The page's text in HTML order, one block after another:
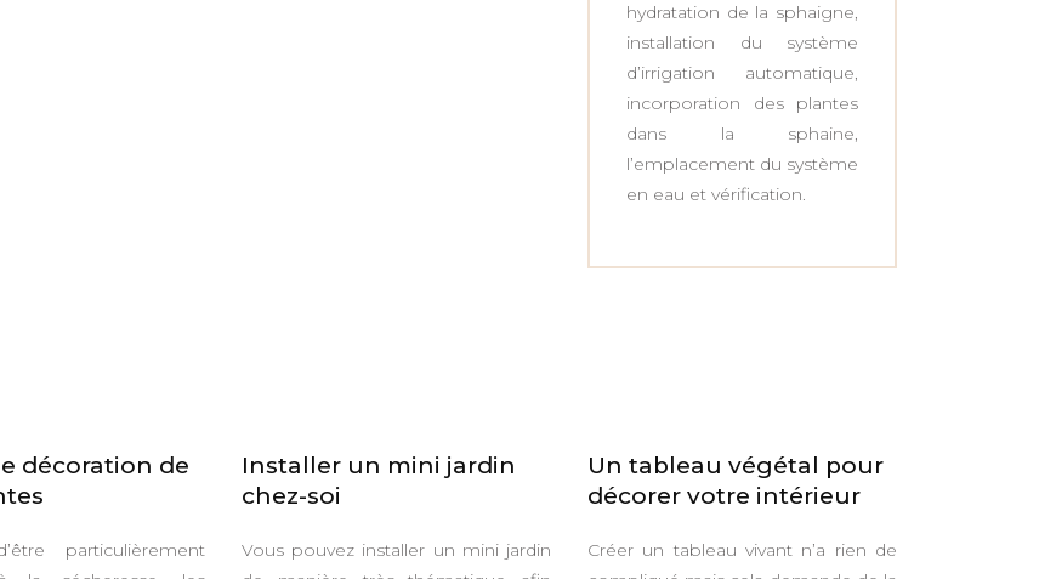
hydratation de la sphaigne,
installation du système
d’irrigation automatique,
incorporation des plantes
dans la sphaine,
l’emplacement du système
en eau et vérification.
décoration de
particulièrement
Installer un mini jardin
chez-soi
Vous pouvez installer un mini jardin
Un tableau végétal pour
décorer votre intérieur
Créer un tableau vivant n’a rien de